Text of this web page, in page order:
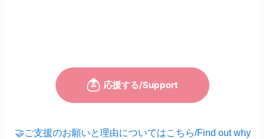
🤝ご支援のお願いと理由についてはこちら/Find out why